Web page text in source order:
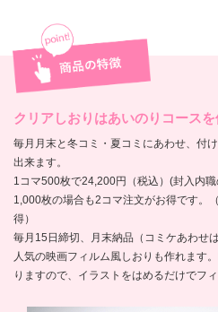
クリアしおりはあいのりコースを
毎月月末と冬コミ・夏コミにあわせ、付
出来ます。
1コマ500枚で24,200円（税込）(封入内
1,000枚の場合も2コマ注文がお得です。
得）
毎月15日締切、月末納品（コミケあわせ
人気の映画フィルム風しおりも作れます
りますので、イラストをはめるだけでフ